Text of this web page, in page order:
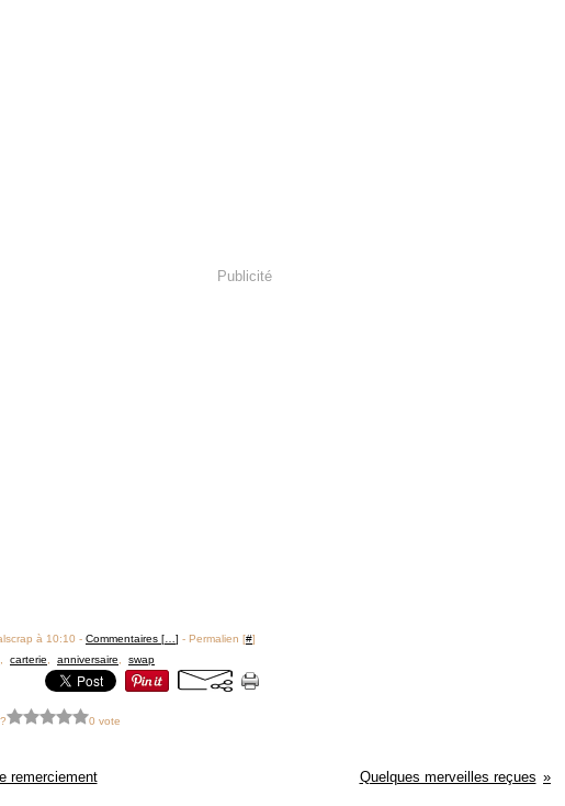
Publicité
à 10:10 - Commentaires [ ] - Permalien [#]
carterie anniversaire swap
0 vote
remerciement Quelques merveilles reçues